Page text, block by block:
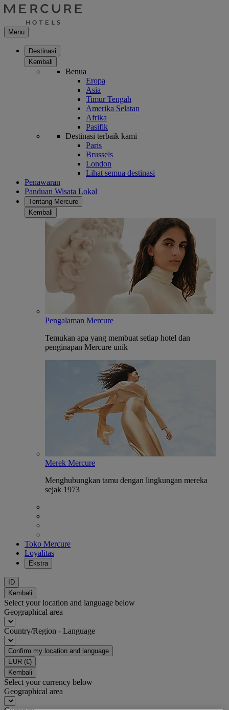
Menu
Destinasi
Kembali
Benua
Eropa
Asia
Timur Tengah
Amerika Selatan
Afrika
Pasifik
Destinasi terbaik kami
Paris
Brussels
London
Lihat semua destinasi
Penawaran
Panduan Wisata Lokal
Tentang Mercure
Kembali
Pengalaman Mercure
Temukan apa yang membuat setiap hotel dan
penginapan Mercure unik
Merek Mercure
Menghubungkan tamu dengan lingkungan mereka
sejak 1973
Toko Mercure
Loyalitas
Ekstra
ID
Kembali
Select your location and language below
Geographical area
Country/Region - Language
Confirm my location and language
EUR (€)
Kembali
Select your currency below
Geographical area